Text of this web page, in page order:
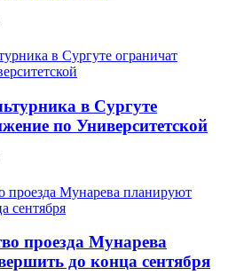
в Сургуте
по Университетской
проезда Мунарева
до конца сентября